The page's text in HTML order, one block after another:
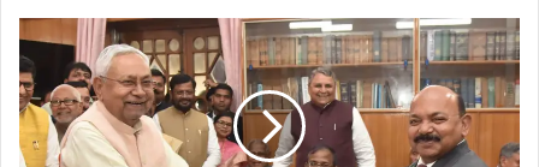
भूखे
मर
जाओ:
राहुल
गांधी
CM
नीतीश
ने
विधान
परिषद
के